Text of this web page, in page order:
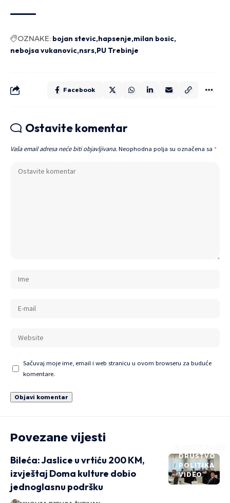
OZNAKE: bojan stevic hapsenje milan bosic
nebojsa vukanovic nsrs PU Trebinje
Facebook
Ostavite komentar
Vaša email adresa neće biti objavljivana. Neophodna polja su označena sa *
Sačuvaj moje ime, email i web stranicu u ovom browseru za buduće
komentare.
Povezane vijesti
DRUŠTVO
POLITIKA
VIDEO
Bileća: Jaslice u vrtiću 200 KM,
izvještaj Doma kulture dobio
jednoglasnu podršku